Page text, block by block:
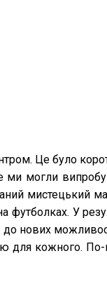
Це було
могли
мистецький
У
нових
для кожного.